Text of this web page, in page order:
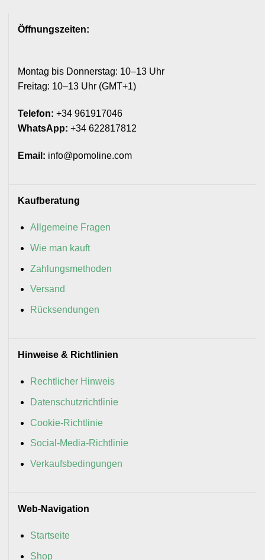
Öffnungszeiten:
Montag bis Donnerstag: 10–13 Uhr
Freitag: 10–13 Uhr (GMT+1)
Telefon: +34 961917046
WhatsApp: +34 622817812
Email: info@pomoline.com
Kaufberatung
Allgemeine Fragen
Wie man kauft
Zahlungsmethoden
Versand
Rücksendungen
Hinweise & Richtlinien
Rechtlicher Hinweis
Datenschutzrichtlinie
Cookie-Richtlinie
Social-Media-Richtlinie
Verkaufsbedingungen
Web-Navigation
Startseite
Shop